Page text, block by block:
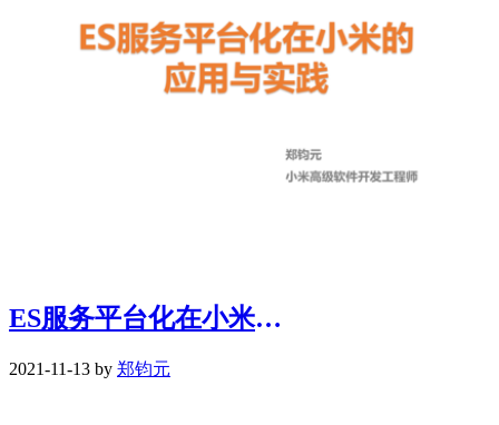
ES服务平台化在小米的应用与实践
2021-11-13 by 郑钧元